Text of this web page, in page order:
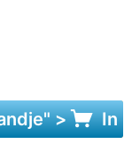
" > In